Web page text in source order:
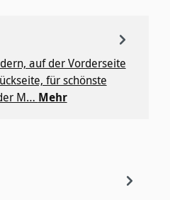
auf der Vorderseite
für ­schönste
M… Mehr